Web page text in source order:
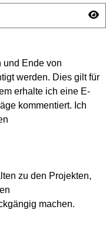
und Ende von
werden. Dies gilt für
erhalte ich eine E-
kommentiert. Ich
zu den Projekten,
machen.